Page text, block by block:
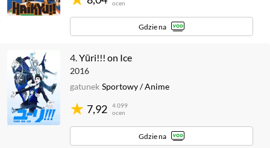
ocen
Gdzie na
4.Yūri!!! on Ice
2016
7,92
4 099
ocen
gatunek Sportowy/Anime
Gdzie na